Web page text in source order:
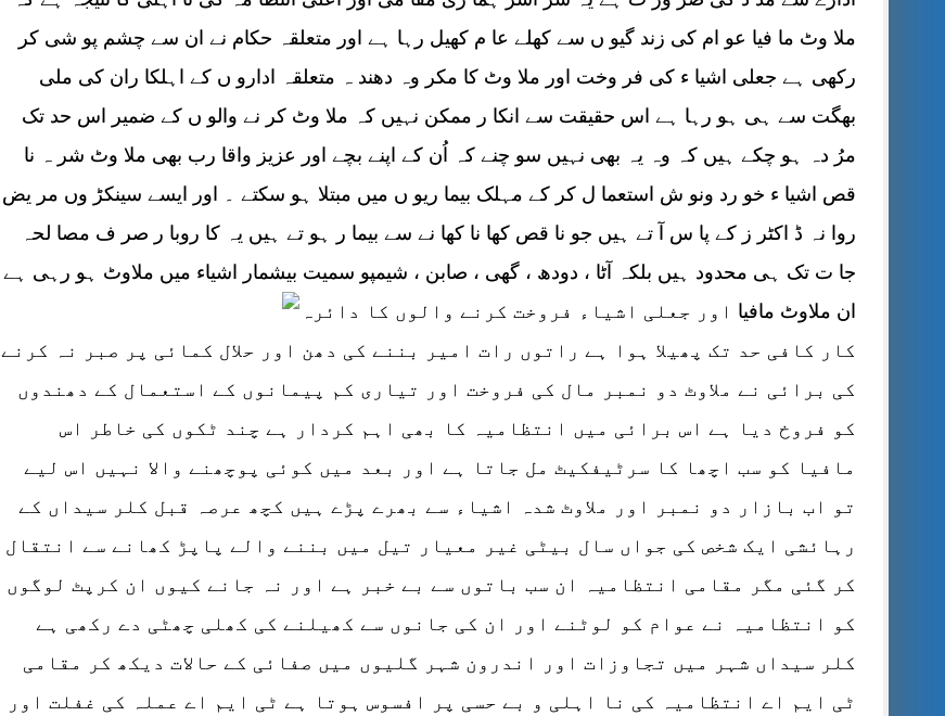
ملا وٹ ما فیا عو ام کی زند گیو ں سے کھلے عا م کھیل رہا ہے اور متعلقہ حکام نے ان سے چشم پو شی کر
رکھی ہے جعلی اشیا ء کی فر وخت اور ملا وٹ کا مکر وہ دھند ہ متعلقہ ادارو ں کے اہلکا ران کی ملی
بھگت سے ہی ہو رہا ہے اس حقیقت سے انکا ر ممکن نہیں کہ ملا وٹ کر نے والو ں کے ضمیر اس حد تک
مرُ دہ ہو چکے ہیں کہ وہ یہ بھی نہیں سو چنے کہ اُن کے اپنے بچے اور عزیز واقا رب بھی ملا وٹ شر ہ نا
قص اشیا ء خو رد ونو ش استعما ل کر کے مہلک بیما ریو ں میں مبتلا ہو سکتے ۔ اور ایسے سینکڑ وں مر یض
روا نہ ڈ اکٹر ز کے پا س آ تے ہیں جو نا قص کھا نا کھا نے سے بیما ر ہو تے ہیں یہ کا روبا ر صر ف مصا لحہ
جا ت تک ہی محدود ہیں بلکہ آٹا ، دودھ ، گھی ، صابن ، شیمپو سمیت بیشمار اشیاء میں ملاوٹ ہو رہی ہے
ان ملاوٹ مافیا اور جعلی اشیاء فروخت کرنے والوں کا دائرہ
کار کافی حد تک پھیلا ہوا ہے راتوں رات امیر بننے کی دھن اور حلال کمائی پر صبر نہ کرنے
کی برائی نے ملاوٹ دو نمبر مال کی فروخت اور تیاری کم پیمانوں کے استعمال کے دھندوں
کو فروخ دیا ہے اس برائی میں انتظامیہ کا بھی اہم کردار ہے چند ٹکوں کی خاطر اس
مافیا کو سب اچھا کا سرٹیفکیٹ مل جاتا ہے اور بعد میں کوئی پوچھنے والا نہیں اس لیے
تو اب بازار دو نمبر اور ملاوٹ شدہ اشیاء سے بھرے پڑے ہیں کچھ عرصہ قبل کلر سیداں کے
رہائشی ایک شخص کی جواں سال بیٹی غیر معیار تیل میں بننے والے پاپڑ کھانے سے انتقال
کر گئی مگر مقامی انتظامیہ ان سب باتوں سے بے خبر ہے اور نہ جانے کیوں ان کرپٹ لوگوں
کو انتظامیہ نے عوام کو لوٹنے اور ان کی جانوں سے کھیلنے کی کھلی چھٹی دے رکھی ہے
کلر سیداں شہر میں تجاوزات اور اندرون شہر گلیوں میں صفائی کے حالات دیکھ کر مقامی
ٹی ایم اے انتظامیہ کی نا اہلی و بے حسی پر افسوس ہوتا ہے ٹی ایم اے عملہ کی غفلت اور